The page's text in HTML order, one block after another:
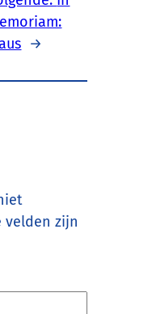
→
velden zijn